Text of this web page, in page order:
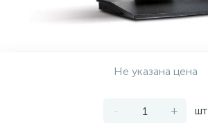
Не указана цена
- + шт